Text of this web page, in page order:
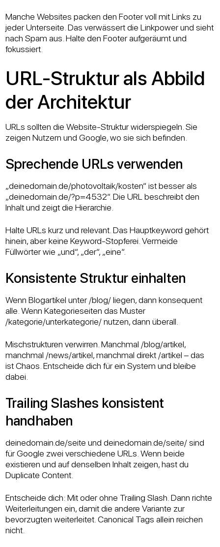
Manche Websites packen den Footer voll mit Links zu
jeder Unterseite. Das verwässert die Linkpower und sieht
nach Spam aus. Halte den Footer aufgeräumt und
fokussiert.
URL-Struktur als Abbild
der Architektur
URLs sollten die Website-Struktur widerspiegeln. Sie
zeigen Nutzern und Google, wo sie sich befinden.
Sprechende URLs verwenden
„deinedomain.de/photovoltaik/kosten“ ist besser als
„deinedomain.de/?p=4532“. Die URL beschreibt den
Inhalt und zeigt die Hierarchie.
Halte URLs kurz und relevant. Das Hauptkeyword gehört
hinein, aber keine Keyword-Stopferei. Vermeide
Füllwörter wie „und“, „der“, „eine“.
Konsistente Struktur einhalten
Wenn Blogartikel unter /blog/ liegen, dann konsequent
alle. Wenn Kategorieseiten das Muster
/kategorie/unterkategorie/ nutzen, dann überall.
Mischstrukturen verwirren. Manchmal /blog/artikel,
manchmal /news/artikel, manchmal direkt /artikel – das
ist Chaos. Entscheide dich für ein System und bleibe
dabei.
Trailing Slashes konsistent
handhaben
deinedomain.de/seite und deinedomain.de/seite/ sind
für Google zwei verschiedene URLs. Wenn beide
existieren und auf denselben Inhalt zeigen, hast du
Duplicate Content.
Entscheide dich: Mit oder ohne Trailing Slash. Dann richte
Weiterleitungen ein, damit die andere Variante zur
bevorzugten weiterleitet. Canonical Tags allein reichen
nicht.